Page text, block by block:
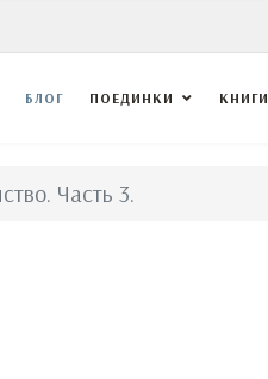
БЛОГ ПОЕДИНКИ КНИГИ
Часть 3.